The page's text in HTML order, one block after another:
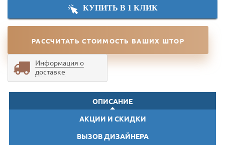
КУПИТЬ В 1 КЛИК
РАССЧИТАТЬ СТОИМОСТЬ ВАШИХ ШТОР
Информация о
доставке
ОПИСАНИЕ
АКЦИИ И СКИДКИ
ВЫЗОВ ДИЗАЙНЕРА